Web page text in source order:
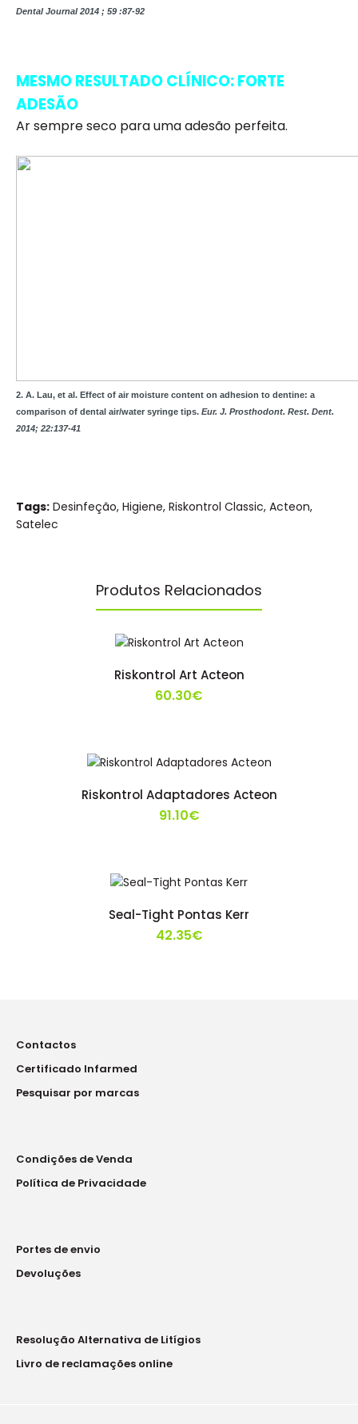
Dental Journal 2014 ; 59 :87-92
MESMO RESULTADO CLÍNICO: FORTE
ADESÃO
Ar sempre seco para uma adesão perfeita.
2. A. Lau, et al. Effect of air moisture content on adhesion to dentine: a
comparison of dental air/water syringe tips. Eur. J. Prosthodont. Rest. Dent.
2014; 22:137-41
Tags: Desinfeção, Higiene, Riskontrol Classic, Acteon,
Satelec
Produtos Relacionados
Riskontrol Art Acteon
60.30€
Riskontrol Adaptadores Acteon
91.10€
Seal-Tight Pontas Kerr
42.35€
Contactos
Certificado Infarmed
Pesquisar por marcas
Condições de Venda
Política de Privacidade
Portes de envio
Devoluções
Resolução Alternativa de Litígios
Livro de reclamações online